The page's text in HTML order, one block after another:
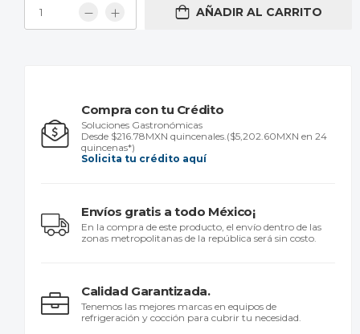
AÑADIR AL CARRITO
Compra con tu Crédito
Soluciones Gastronómicas
Desde $216.78MXN quincenales.($5,202.60MXN en 24
quincenas*)
Solicita tu crédito aquí
Envíos gratis a todo México¡
En la compra de este producto, el envío dentro de las
zonas metropolitanas de la república será sin costo.
Calidad Garantizada.
Tenemos las mejores marcas en equipos de
refrigeración y cocción para cubrir tu necesidad.